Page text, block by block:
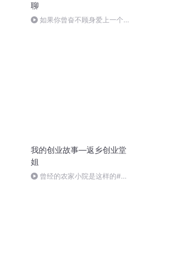
聊
如果你曾奋不顾身爱上一个人
我的创业故事—返乡创业堂
姐
曾经的农家小院是这样的#乡